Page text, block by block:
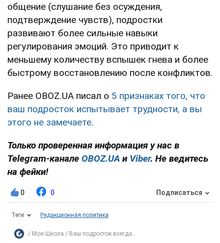
общение (слушание без осуждения,
подтверждение чувств), подростки
развивают более сильные навыки
регулирования эмоций. Это приводит к
меньшему количеству вспышек гнева и более
быстрому восстановлению после конфликтов.
Ранее OBOZ.UA писал о 5 признаках того, что
ваш подросток испытывает трудности, а вы
этого не замечаете.
Только проверенная информация у нас в
Telegram-канале OBOZ.UA и Viber. Не ведитесь
на фейки!
0 0 Подписаться
Теги Редакционная политика
Моя Школа Ваш подросток всегда...